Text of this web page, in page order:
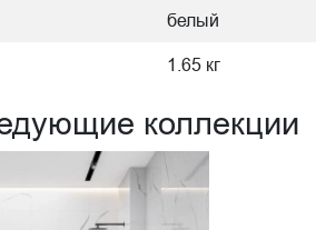
белый
1.65 кг
коллекции